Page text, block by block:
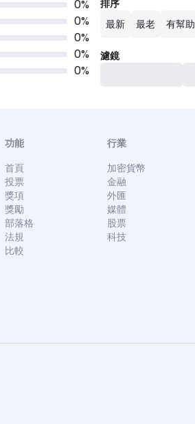
0%
0%
0%
0%
0%
排序
最新
最老 有幫助
濾鏡
功能
首頁
投票
獎項
獎勵
部落格
法規
比較
行業
加密貨幣
金融
外匯
媒體
股票
科技